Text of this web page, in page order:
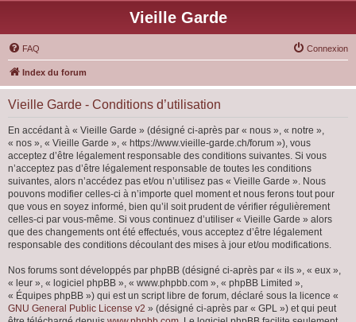
Vieille Garde
FAQ Connexion
Index du forum
Vieille Garde - Conditions d’utilisation
En accédant à « Vieille Garde » (désigné ci-après par « nous », « notre »,
« nos », « Vieille Garde », « https://www.vieille-garde.ch/forum »), vous
acceptez d’être légalement responsable des conditions suivantes. Si vous
n’acceptez pas d’être légalement responsable de toutes les conditions
suivantes, alors n’accédez pas et/ou n’utilisez pas « Vieille Garde ». Nous
pouvons modifier celles-ci à n’importe quel moment et nous ferons tout pour
que vous en soyez informé, bien qu’il soit prudent de vérifier régulièrement
celles-ci par vous-même. Si vous continuez d’utiliser « Vieille Garde » alors
que des changements ont été effectués, vous acceptez d’être légalement
responsable des conditions découlant des mises à jour et/ou modifications.
Nos forums sont développés par phpBB (désigné ci-après par « ils », « eux »,
« leur », « logiciel phpBB », « www.phpbb.com », « phpBB Limited »,
« Équipes phpBB ») qui est un script libre de forum, déclaré sous la licence «
GNU General Public License v2 » (désigné ci-après par « GPL ») et qui peut